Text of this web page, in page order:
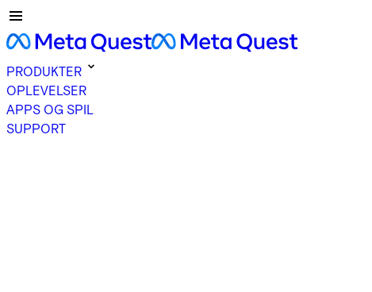
PRODUKTER
OPLEVELSER
APPS OG SPIL
SUPPORT